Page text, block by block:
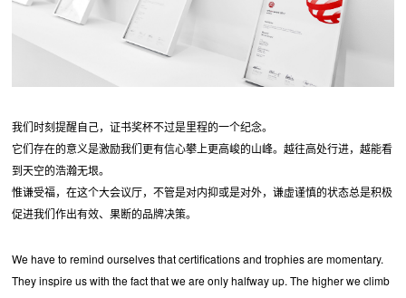
我们时刻提醒自己，证书奖杯不过是里程的一个纪念。
它们存在的意义是激励我们更有信心攀上更高峻的山峰。越往高处行进，越能看
到天空的浩瀚无垠。
惟谦受福，在这个大会议厅，不管是对内抑或是对外，谦虚谨慎的状态总是积极
促进我们作出有效、果断的品牌决策。
We have to remind ourselves that certifications and trophies are momentary.
They inspire us with the fact that we are only halfway up. The higher we climb